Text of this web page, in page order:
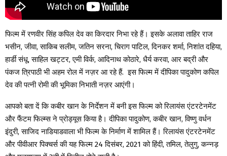
फिल्म में रणवीर सिंह कपिल देव का किरदार निभा रहे हैं। इसके अलावा ताहिर राज
भसीन, जीवा, साकिब सलीम, जतिन सरना, चिराग पाटिल, दिनकर शर्मा, निशांत दहिया,
हार्डी संधू, साहिल खट्टर, एमी विर्क, आदिनाथ कोठारे, धैर्य करवा, आर बद्री और
पंकज त्रिपाठी भी अहम रोल में नज़र आ रहे हैं. इस फिल्म में दीपिका पादुकोण कपिल
देव की पत्नी रोमी की भूमिका निभाती नज़र आएंगी।
आपको बता दें कि कबीर खान के निर्देशन में बनी इस फिल्म को रिलायंस एंटरटेनमेंट
और फैंटम फिल्म्स ने प्रोड्यूस किया है। दीपिका पादुकोण, कबीर खान, विष्णु वर्धन
इंदुरी, साजिद नाडियाडवाला भी फिल्म के निर्माण में शामिल हैं। रिलायंस एंटरटेनमेंट
और पीवीआर पिक्चर्स की यह फिल्म 24 दिसंबर, 2021 को हिंदी, तमिल, तेलुगु, कन्नड़